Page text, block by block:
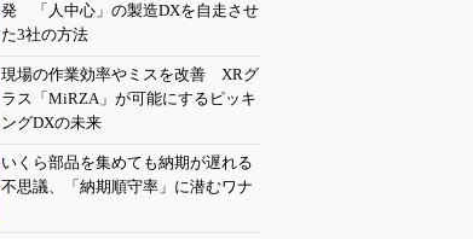
発 「人中心」の製造DXを自走させ
た3社の方法
現場の作業効率やミスを改善 XRグ
ラス「MiRZA」が可能にするピッキ
ングDXの未来
いくら部品を集めても納期が遅れる
不思議、「納期順守率」に潜むワナ